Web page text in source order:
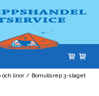
och linor / Bomullsrep 3-slaget